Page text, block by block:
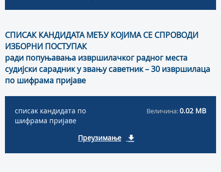
СПИСАК КАНДИДАТА МЕЂУ КОЈИМА СЕ СПРОВОДИ
ИЗБОРНИ ПОСТУПАК
ради попуњавања извршилачког радног места
судијски сарадник у звању саветник – 30 извршилаца
по шифрама пријаве
списак кандидата по
шифрама пријаве
Величина:0.02 MB
Преузимање